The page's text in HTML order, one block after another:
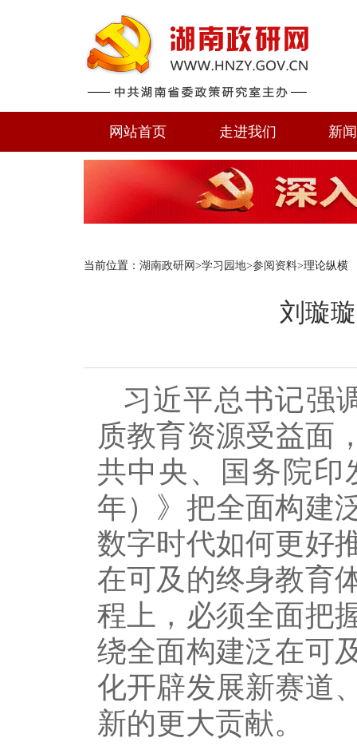
网站首页 走进我们 新
当前位置： 湖南政研网 >学习园地>参阅资料>理论纵横
刘璇
习近平总书记强
质教育资源受益面
共中央、国务院印
年）》把全面构建
数字时代如何更好
在可及的终身教育
程上，必须全面把
绕全面构建泛在可
化开辟发展新赛道
新的更大贡献。